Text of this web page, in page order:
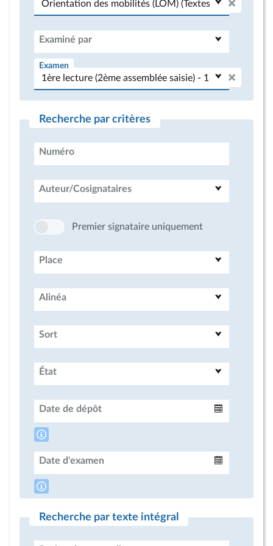
Examiné par
Examen
Recherche par critères
Numéro
Auteur/Cosignataires
Premier signataire uniquement
Place
Alinéa
Sort
État
Date de dépôt
Date d'examen
Recherche par texte intégral